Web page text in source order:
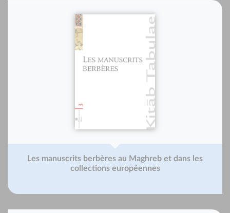
Les manuscrits berbères au Maghreb et dans les
collections européennes